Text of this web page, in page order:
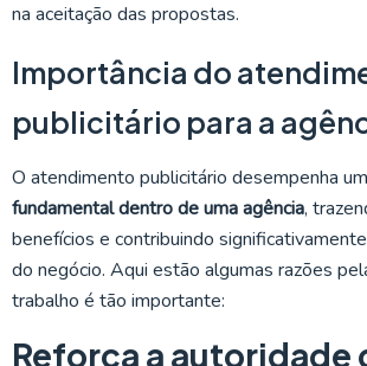
na aceitação das propostas.
Importância do
publicitário para a
O atendimento publicitário desempenha um
fundamental dentro de uma agência,
benefícios e contribuindo
do negócio. Aqui estão algumas razões
trabalho é tão importante:
Reforça a autoridade